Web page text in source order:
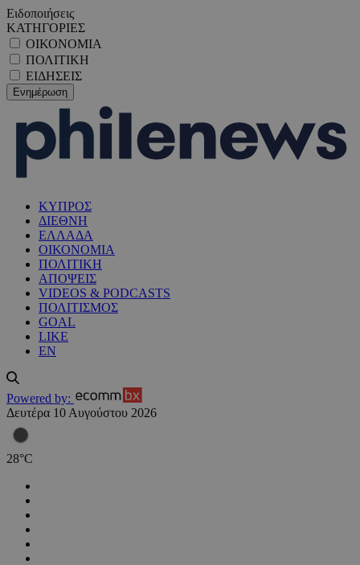
Ειδοποιήσεις
ΚΑΤΗΓΟΡΙΕΣ
ΟΙΚΟΝΟΜΙΑ
ΠΟΛΙΤΙΚΗ
ΕΙΔΗΣΕΙΣ
ΚΥΠΡΟΣ
ΔΙΕΘΝΗ
ΕΛΛΑΔΑ
ΟΙΚΟΝΟΜΙΑ
ΠΟΛΙΤΙΚΗ
ΑΠΟΨΕΙΣ
VIDEOS & PODCASTS
ΠΟΛΙΤΙΣΜΟΣ
GOAL
LIKE
EN
Powered by:
Δευτέρα 10 Αυγούστου 2026
28°C